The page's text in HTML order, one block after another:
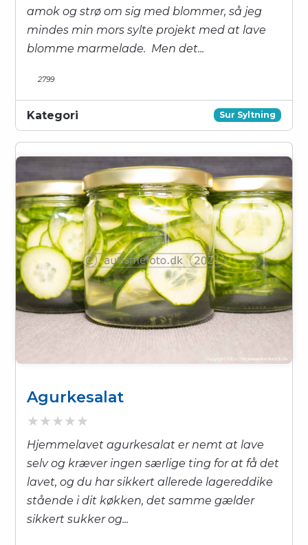
amok og strø om sig med blommer, så jeg
mindes min mors sylte projekt med at lave
blomme marmelade. Men det...
2799
Kategori Sur Syltning
Agurkesalat
Hjemmelavet agurkesalat er nemt at lave
selv og kræver ingen særlige ting for at få det
lavet, og du har sikkert allerede lagereddike
stående i dit køkken, det samme gælder
sikkert sukker og...